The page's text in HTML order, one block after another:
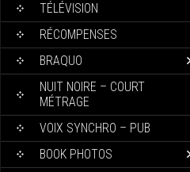
TÉLÉVISION
RÉCOMPENSES
BRAQUO
NUIT NOIRE – COURT
MÉTRAGE
VOIX SYNCHRO – PUB
BOOK PHOTOS